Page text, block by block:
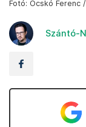
Fotó: Ocskó Ferenc
Szántó-